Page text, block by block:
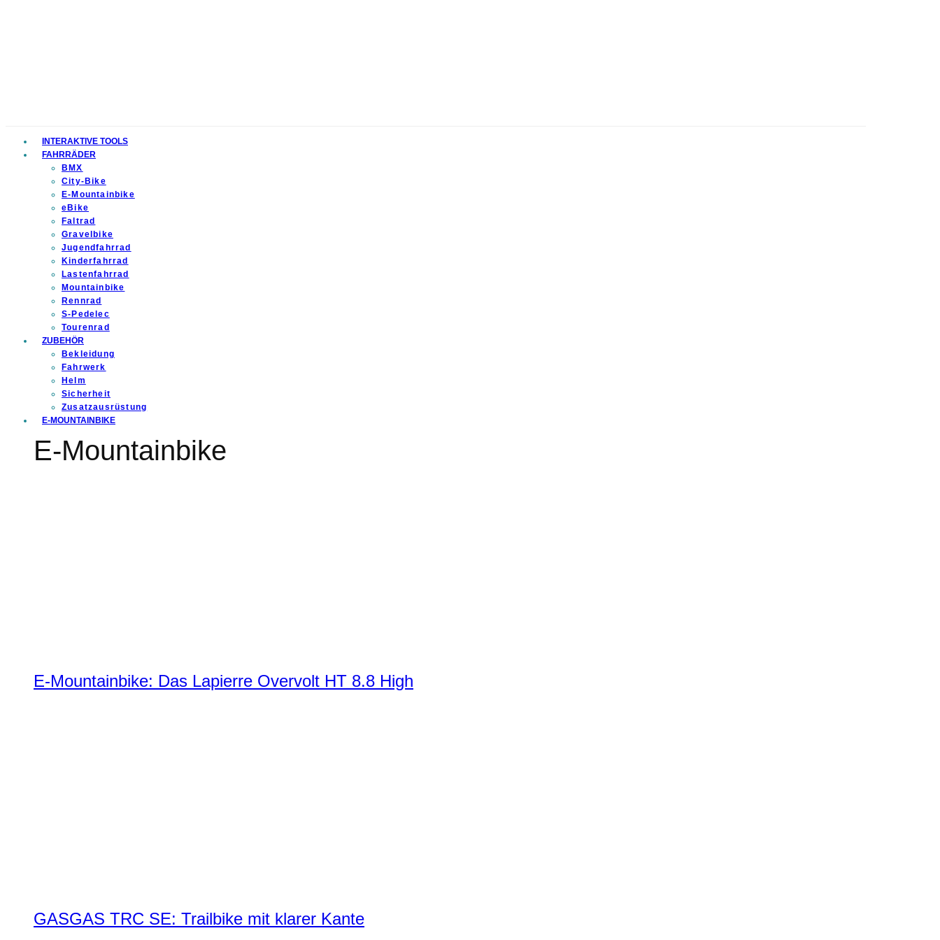
INTERAKTIVE TOOLS
FAHRRÄDER
BMX
City-Bike
E-Mountainbike
eBike
Faltrad
Gravelbike
Jugendfahrrad
Kinderfahrrad
Lastenfahrrad
Mountainbike
Rennrad
S-Pedelec
Tourenrad
ZUBEHÖR
Bekleidung
Fahrwerk
Helm
Sicherheit
Zusatzausrüstung
E-MOUNTAINBIKE
E-Mountainbike
E-Mountainbike: Das Lapierre Overvolt HT 8.8 High
GASGAS TRC SE: Trailbike mit klarer Kante